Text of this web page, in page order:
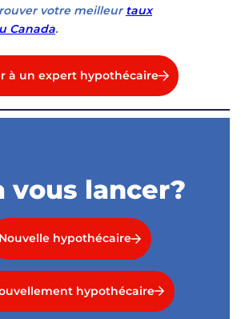
votre meilleurtaux
Canada.
à un expert hypothécaire
vous lancer?
Nouvelle hypothécaire
hypothécaire